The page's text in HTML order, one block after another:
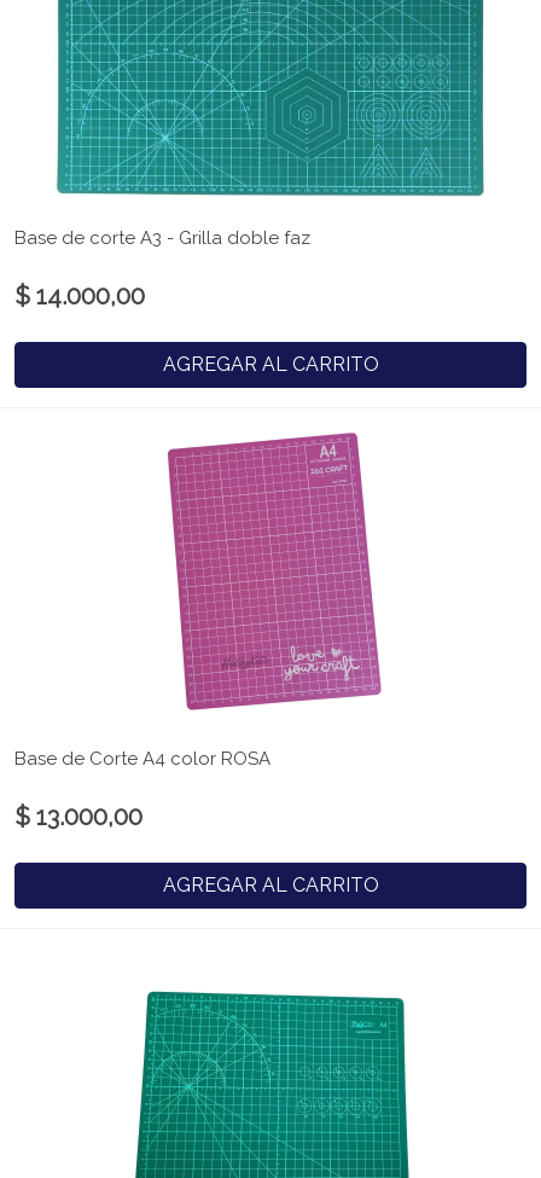
Base de corte A3 - Grilla doble faz
$ 14.000,00
AGREGAR AL CARRITO
Base de Corte A4 color ROSA
$ 13.000,00
AGREGAR AL CARRITO